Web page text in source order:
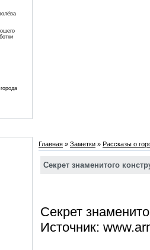
Главная » Заметки » Рассказы о
Секрет знаменитого
Секрет
Источник: